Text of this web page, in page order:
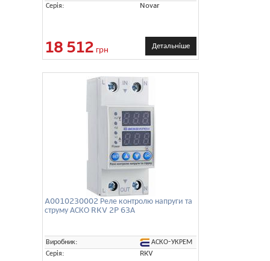
Серія:
Novar
18 512 грн Детальніше
A0010230002 Реле контролю напруги та
струму АСКО RKV 2P 63А
Виробник:
АСКО-УКРЕМ
Серія:
RKV